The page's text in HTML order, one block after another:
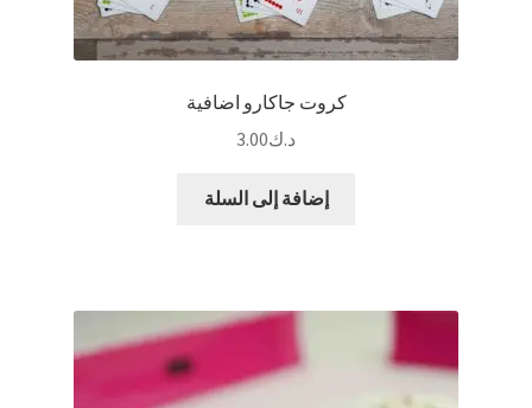
كروت جاكارو اضافية
د.ك3.00
إضافة إلى السلة